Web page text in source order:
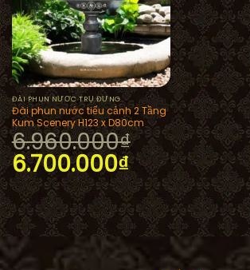
ĐÀI PHUN NƯỚC TRỤ ĐỨNG
Đài phun nước tiểu cảnh 2 Tầng
Kum Scenery H123 x D80cm
6.960.000₫
Giá
gốc
là:
6.960.000₫.
6.700.000₫Giá
hiện
tại
là:
6.700.000₫.